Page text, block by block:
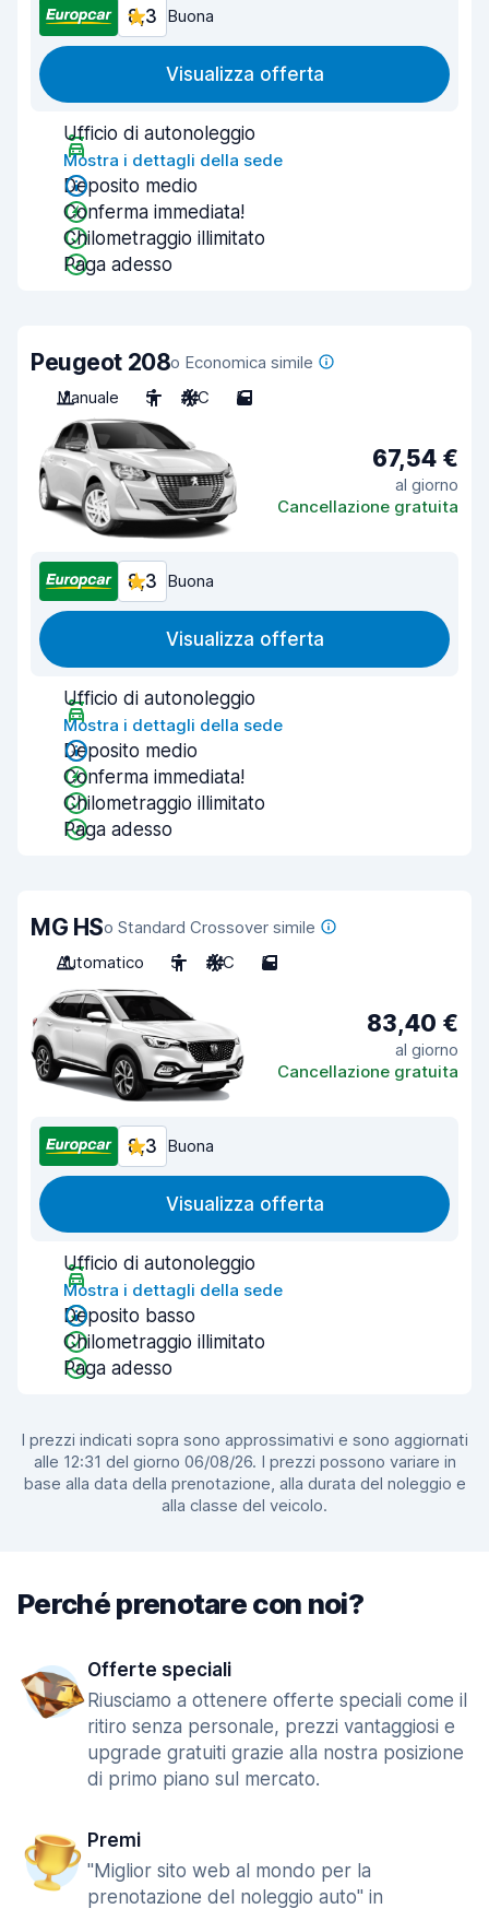
8,3 Buona
Visualizza offerta
Ufficio di autonoleggio
Mostra i dettagli della sede
Deposito medio
Conferma immediata!
Chilometraggio illimitato
Paga adesso
Peugeot 208o Economica simile
Manuale
5 A/C 5
67,54 €
al giorno
Cancellazione gratuita
8,3 Buona
Visualizza offerta
Ufficio di autonoleggio
Mostra i dettagli della sede
Deposito medio
Conferma immediata!
Chilometraggio illimitato
Paga adesso
MG HSo Standard Crossover simile
Automatico
5 A/C 5
83,40 €
al giorno
Cancellazione gratuita
8,3 Buona
Visualizza offerta
Ufficio di autonoleggio
Mostra i dettagli della sede
Deposito basso
Chilometraggio illimitato
Paga adesso
I prezzi indicati sopra sono approssimativi e sono aggiornati
alle 12:31 del giorno 06/08/26. I prezzi possono variare in
base alla data della prenotazione, alla durata del noleggio e
alla classe del veicolo.
Perché prenotare con noi?
Offerte speciali
Riusciamo a ottenere offerte speciali come il
ritiro senza personale, prezzi vantaggiosi e
upgrade gratuiti grazie alla nostra posizione
di primo piano sul mercato.
Premi
"Miglior sito web al mondo per la
prenotazione del noleggio auto" in